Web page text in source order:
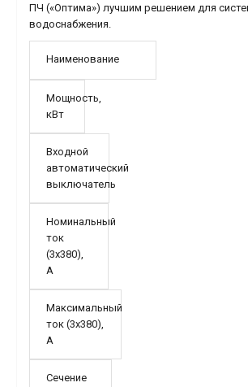
ПЧ («Оптима») лучшим решением для
водоснабжения.
Наименование
Мощность,
кВт
Входной
автоматический
выключатель
Номинальный
ток
(3х380),
А
Максимальный
ток (3х380),
А
Сечение